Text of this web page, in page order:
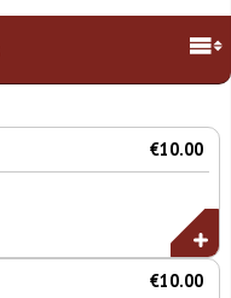
€10.00
€10.00